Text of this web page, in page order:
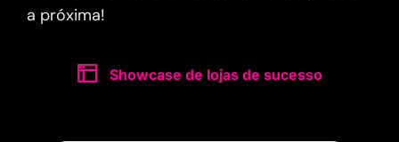
a próxima!
Showcase de lojas de sucesso